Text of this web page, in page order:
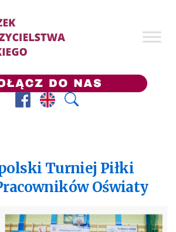
FacebookPrezes ZNP
Wyszukaj
Turniej Piłki
Oświaty